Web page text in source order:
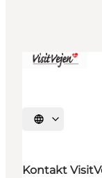
Sprache
Kontakt